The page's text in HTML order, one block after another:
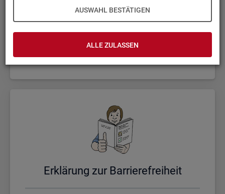
AUSWAHL BESTÄTIGEN
ALLE ZULASSEN
Er­klä­rung zur Bar­rie­re­frei­heit